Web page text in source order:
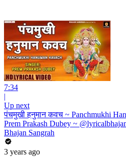
7:34
|
Up next
पंचमुखी हनुमान कवच ~ Panchmukhi
Prem Prakash Dubey ~
Bhajan Sangrah
3 years ago